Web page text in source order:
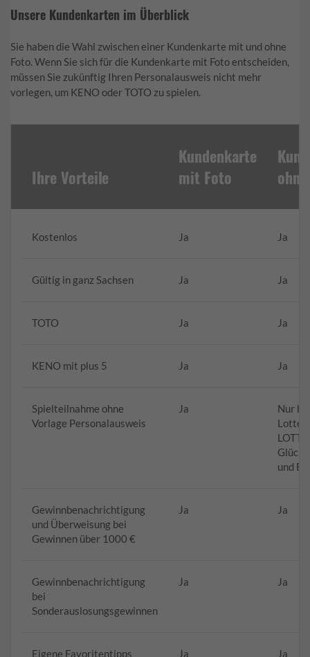
Unsere Kundenkarten im Überblick
Sie haben die Wahl zwischen einer Kundenkarte mit und ohne
Foto. Wenn Sie sich für die Kundenkarte mit Foto entscheiden,
müssen Sie zukünftig Ihren Personalausweis nicht mehr
vorlegen, um KENO oder TOTO zu spielen.
Ihre Vorteile
Kundenkarte
mit Foto
Kostenlos Ja Ja
Gültig in ganz Sachsen Ja Ja
TOTO Ja Ja
KENO mit plus 5 Ja Ja
Spielteilnahme ohne
Vorlage Personalausweis
Ja
Nur
und
Gewinnbenachrichtigung
und Überweisung bei
Gewinnen über 1000 €
Ja Ja
Gewinnbenachrichtigung
bei
Sonderauslosungsgewinnen
Ja Ja
Eigene Favoritentipps Ja Ja